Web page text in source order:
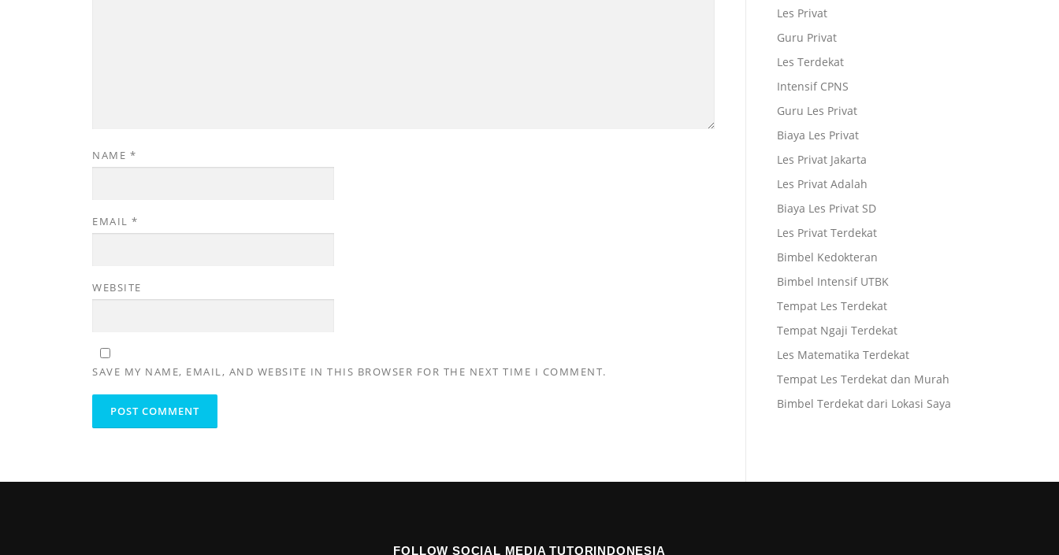
NAME *
EMAIL *
WEBSITE
SAVE MY NAME, EMAIL, AND WEBSITE IN THIS BROWSER FOR THE NEXT TIME I COMMENT.
Les Privat
Guru Privat
Les Terdekat
Intensif CPNS
Guru Les Privat
Biaya Les Privat
Les Privat Jakarta
Les Privat Adalah
Biaya Les Privat SD
Les Privat Terdekat
Bimbel Kedokteran
Bimbel Intensif UTBK
Tempat Les Terdekat
Tempat Ngaji Terdekat
Les Matematika Terdekat
Tempat Les Terdekat dan Murah
Bimbel Terdekat dari Lokasi Saya
FOLLOW SOCIAL MEDIA TUTORINDONESIA